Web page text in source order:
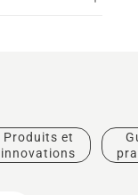
Produits et
innovations